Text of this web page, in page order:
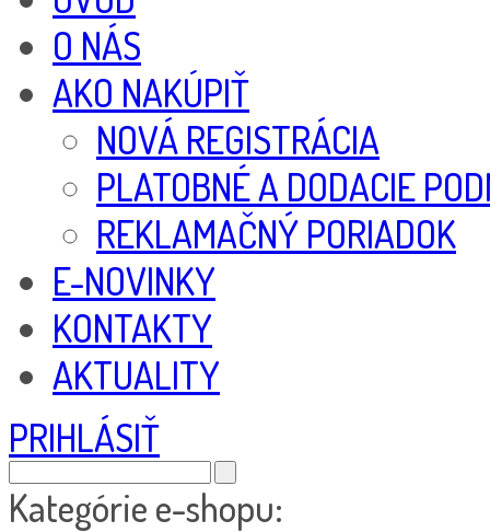
O NÁS
AKO NAKÚPIŤ
NOVÁ REGISTRÁCIA
PLATOBNÉ A DODACIE
REKLAMAČNÝ PORIADOK
E-NOVINKY
KONTAKTY
AKTUALITY
PRIHLÁSIŤ
Kategórie e-shopu: